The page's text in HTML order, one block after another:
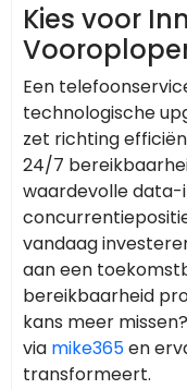
Kies voor
Een
technologische
zet richting
24/7
waardevolle
vandaag
aan een
bereikbaarheid
kans meer
via mike365en
transformeert.